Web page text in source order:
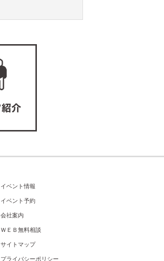
イベント情報
イベント予約
会社案内
ＷＥＢ無料相談
サイトマップ
プライバシーポリシー